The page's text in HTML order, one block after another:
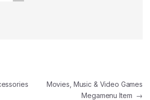
de entradasMovies, Music & Video Games
Megamenu Item →